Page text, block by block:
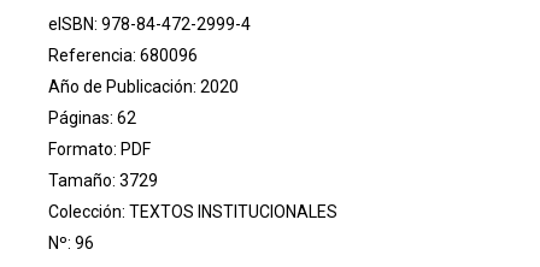
eISBN: 978-84-472-2999-4
Referencia: 680096
Año de Publicación: 2020
Páginas: 62
Formato: PDF
Tamaño: 3729
Colección: TEXTOS INSTITUCIONALES
Nº: 96